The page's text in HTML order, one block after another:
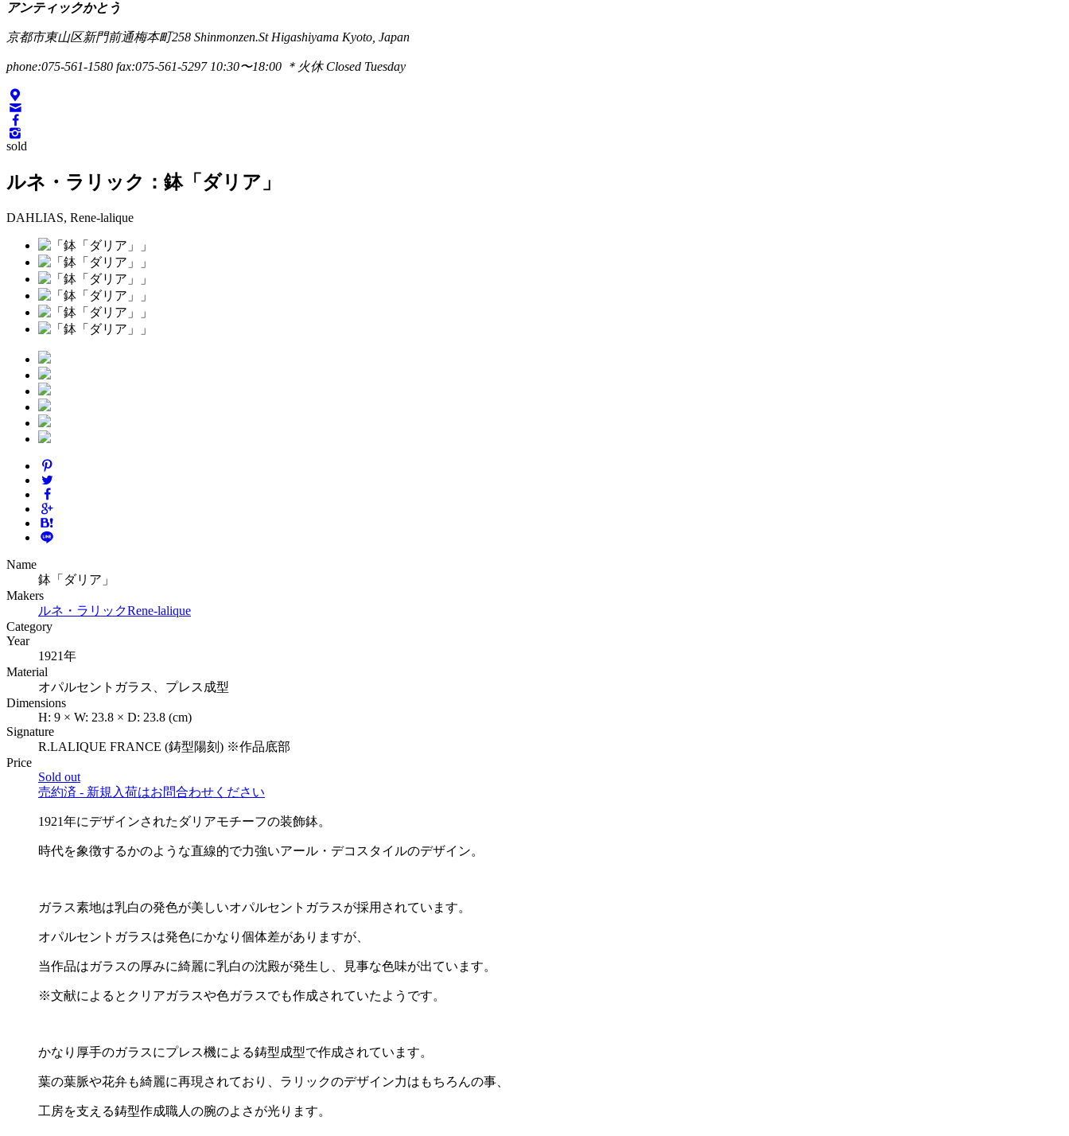
アンティックかとう
京都市東山区新門前通梅本町258 Shinmonzen.St Higashiyama Kyoto, Japan
phone:075-561-1580 fax:075-561-5297 10:30〜18:00 ＊火休 Closed Tuesday
sold
ルネ・ラリック：鉢「ダリア」
DAHLIAS, Rene-lalique
Name
鉢「ダリア」
Makers
ルネ・ラリックRene-lalique
Category
Year
1921年
Material
オパルセントガラス、プレス成型
Dimensions
H: 9 × W: 23.8 × D: 23.8 (cm)
Signature
R.LALIQUE FRANCE (鋳型陽刻) ※作品底部
Price
Sold out
売約済 - 新規入荷はお問合わせください
1921年にデザインされたダリアモチーフの装飾鉢。
時代を象徴するかのような直線的で力強いアール・デコスタイルのデザイン。
ガラス素地は乳白の発色が美しいオパルセントガラスが採用されています。
オパルセントガラスは発色にかなり個体差がありますが、
当作品はガラスの厚みに綺麗に乳白の沈殿が発生し、見事な色味が出ています。
※文献によるとクリアガラスや色ガラスでも作成されていたようです。
かなり厚手のガラスにプレス機による鋳型成型で作成されています。
葉の葉脈や花弁も綺麗に再現されており、ラリックのデザイン力はもちろんの事、
工房を支える鋳型作成職人の腕のよさが光ります。